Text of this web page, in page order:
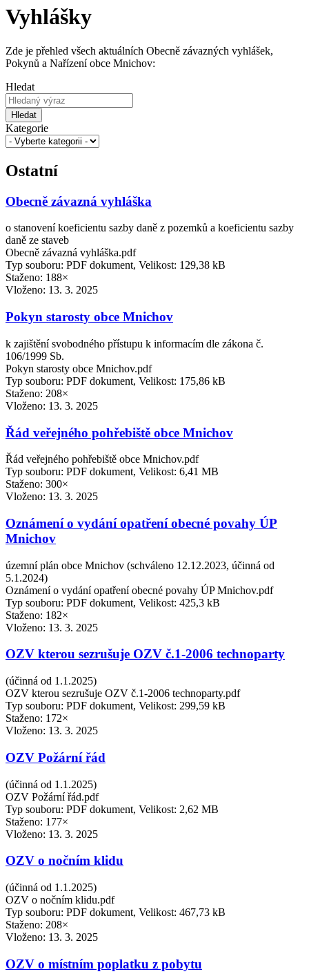
Vyhlášky
Zde je přehled všech aktuálních Obecně závazných vyhlášek,
Pokynů a Nařízení obce Mnichov:
Hledat
Hledat
Kategorie
Ostatní
Obecně závazná vyhláška
o stanovení koeficientu sazby daně z pozemků a koeficientu sazby
daně ze staveb
Obecně závazná vyhláška.pdf
Typ souboru: PDF dokument, Velikost: 129,38 kB
Staženo: 188×
Vloženo: 13. 3. 2025
Pokyn starosty obce Mnichov
k zajištění svobodného přístupu k informacím dle zákona č.
106/1999 Sb.
Pokyn starosty obce Mnichov.pdf
Typ souboru: PDF dokument, Velikost: 175,86 kB
Staženo: 208×
Vloženo: 13. 3. 2025
Řád veřejného pohřebiště obce Mnichov
Řád veřejného pohřebiště obce Mnichov.pdf
Typ souboru: PDF dokument, Velikost: 6,41 MB
Staženo: 300×
Vloženo: 13. 3. 2025
Oznámení o vydání opatření obecné povahy ÚP
Mnichov
územní plán obce Mnichov (schváleno 12.12.2023, účinná od
5.1.2024)
Oznámení o vydání opatření obecné povahy ÚP Mnichov.pdf
Typ souboru: PDF dokument, Velikost: 425,3 kB
Staženo: 182×
Vloženo: 13. 3. 2025
OZV kterou sezrušuje OZV č.1-2006 technoparty
(účinná od 1.1.2025)
OZV kterou sezrušuje OZV č.1-2006 technoparty.pdf
Typ souboru: PDF dokument, Velikost: 299,59 kB
Staženo: 172×
Vloženo: 13. 3. 2025
OZV Požární řád
(účinná od 1.1.2025)
OZV Požární řád.pdf
Typ souboru: PDF dokument, Velikost: 2,62 MB
Staženo: 177×
Vloženo: 13. 3. 2025
OZV o nočním klidu
(účinná od 1.1.2025)
OZV o nočním klidu.pdf
Typ souboru: PDF dokument, Velikost: 467,73 kB
Staženo: 208×
Vloženo: 13. 3. 2025
OZV o místním poplatku z pobytu